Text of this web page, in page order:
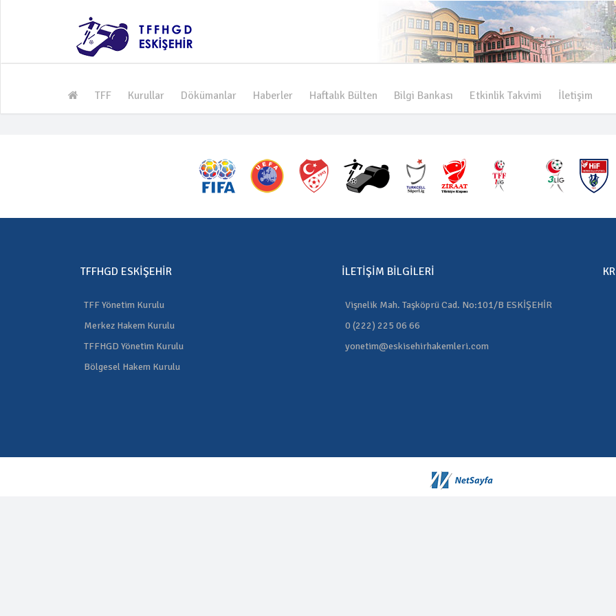
TFF Kurullar Dökümanlar Haberler Haftalık Bülten Bilgi Bankası Etkinlik Takvimi İletişim
TFFHGD ESKIŞEHIR
TFF Yönetim Kurulu
Merkez Hakem Kurulu
TFFHGD Yönetim Kurulu
Bölgesel Hakem Kurulu
İLETIŞIM BILGILERI
Vişnelik Mah. Taşköprü Cad. No:101/B ESKİŞEHİR
0 (222) 225 06 66
yonetim@eskisehirhakemleri.com